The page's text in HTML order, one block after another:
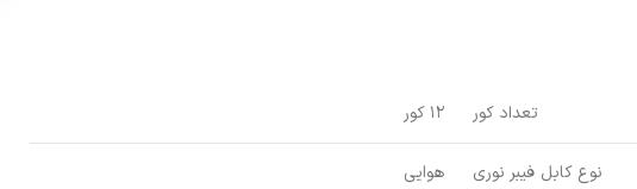
تعداد کور 12 کور
نوع کابل فیبر نوری هوایی